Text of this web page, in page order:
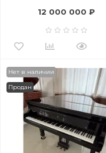
Hamburg - под заказ
12 000 000 ₽
Нет в наличии
Продан